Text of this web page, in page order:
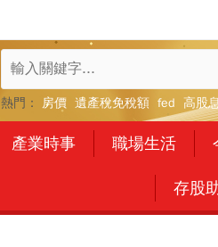
熱門： 房價 遺產稅免稅額 fed 高股
產業時事 職場生活
存股